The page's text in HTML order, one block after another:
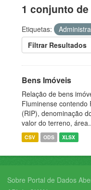
1 conjunto
Etiquetas:
Filtrar Resultados
Bens Imóveis
Relação de bens
Fluminense contendo
(RIP), denominação
valor do terreno,
CSV ODS XLSX
Sobre Portal de Dados